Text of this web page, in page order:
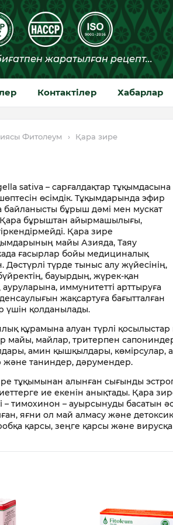
Контактілер Хабарлар
Фитолеум › Қара зире
sativa – сарғалдақтар тұқымдасына
өсімдік. Тұқымдарында эфир
бұрыш дәмі мен мускат
Қара бұрыштан айырмашылығы,
Қара зире
майы Азияда, Таяу
ғасырлар бойы медициналық
Дәстүрлі түрде тыныс алу жүйесінің,
бауырдың, жүрек-қан
иммунитетті арттыруға
жақсартуға бағытталған
үшін қолданылады.
құрамына алуан түрлі қосылыстар
майы, майлар, тритерпен
амин қышқылдары, көмірсулар,
және таниндер, дәрумендер.
тұқымынан алынған сығынды
ие екенін анықтады. Қара
– тимохинон – ауырсынуды басатын
яғни ол май алмасу және
қарсы, зеңге қарсы және вирусқа